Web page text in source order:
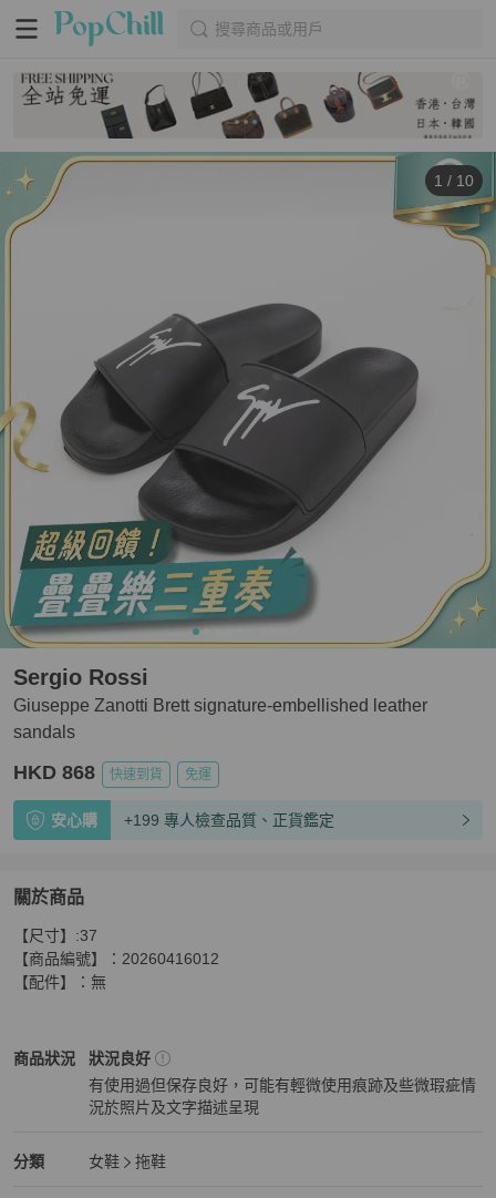
搜尋商品或用戶
1 / 10
Giuseppe Zanotti Brett signature-embellished leather
sandals
Sergio Rossi
HKD 868 快速到貨 免運
安心購 +199 專人檢查品質、正貨鑑定
關於商品
關於Giuseppe Zanotti Brett signature-embellished leather
【尺寸】:37
【商品編號】：20260416012
【配件】：無
商品狀況
Sergio Rossi女鞋商品狀態與細節
狀況良好
有使用過但保存良好，可能有輕微使用痕跡及些微瑕疵情
況於照片及文字描述呈現
分類
Sergio Rossi女鞋 分類資訊
女鞋
拖鞋